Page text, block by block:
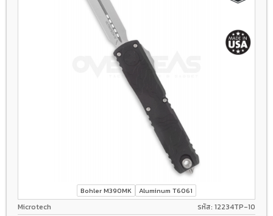
Bohler M390MK Aluminum T6061
Microtech รหัส: 12234TP-10